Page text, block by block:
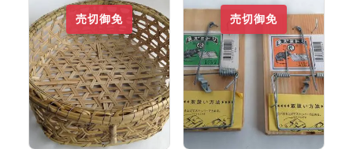
売切御免 売切御免